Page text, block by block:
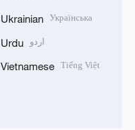
Ukrainian Українська
Urdu اردو
Vietnamese Tiếng Việt